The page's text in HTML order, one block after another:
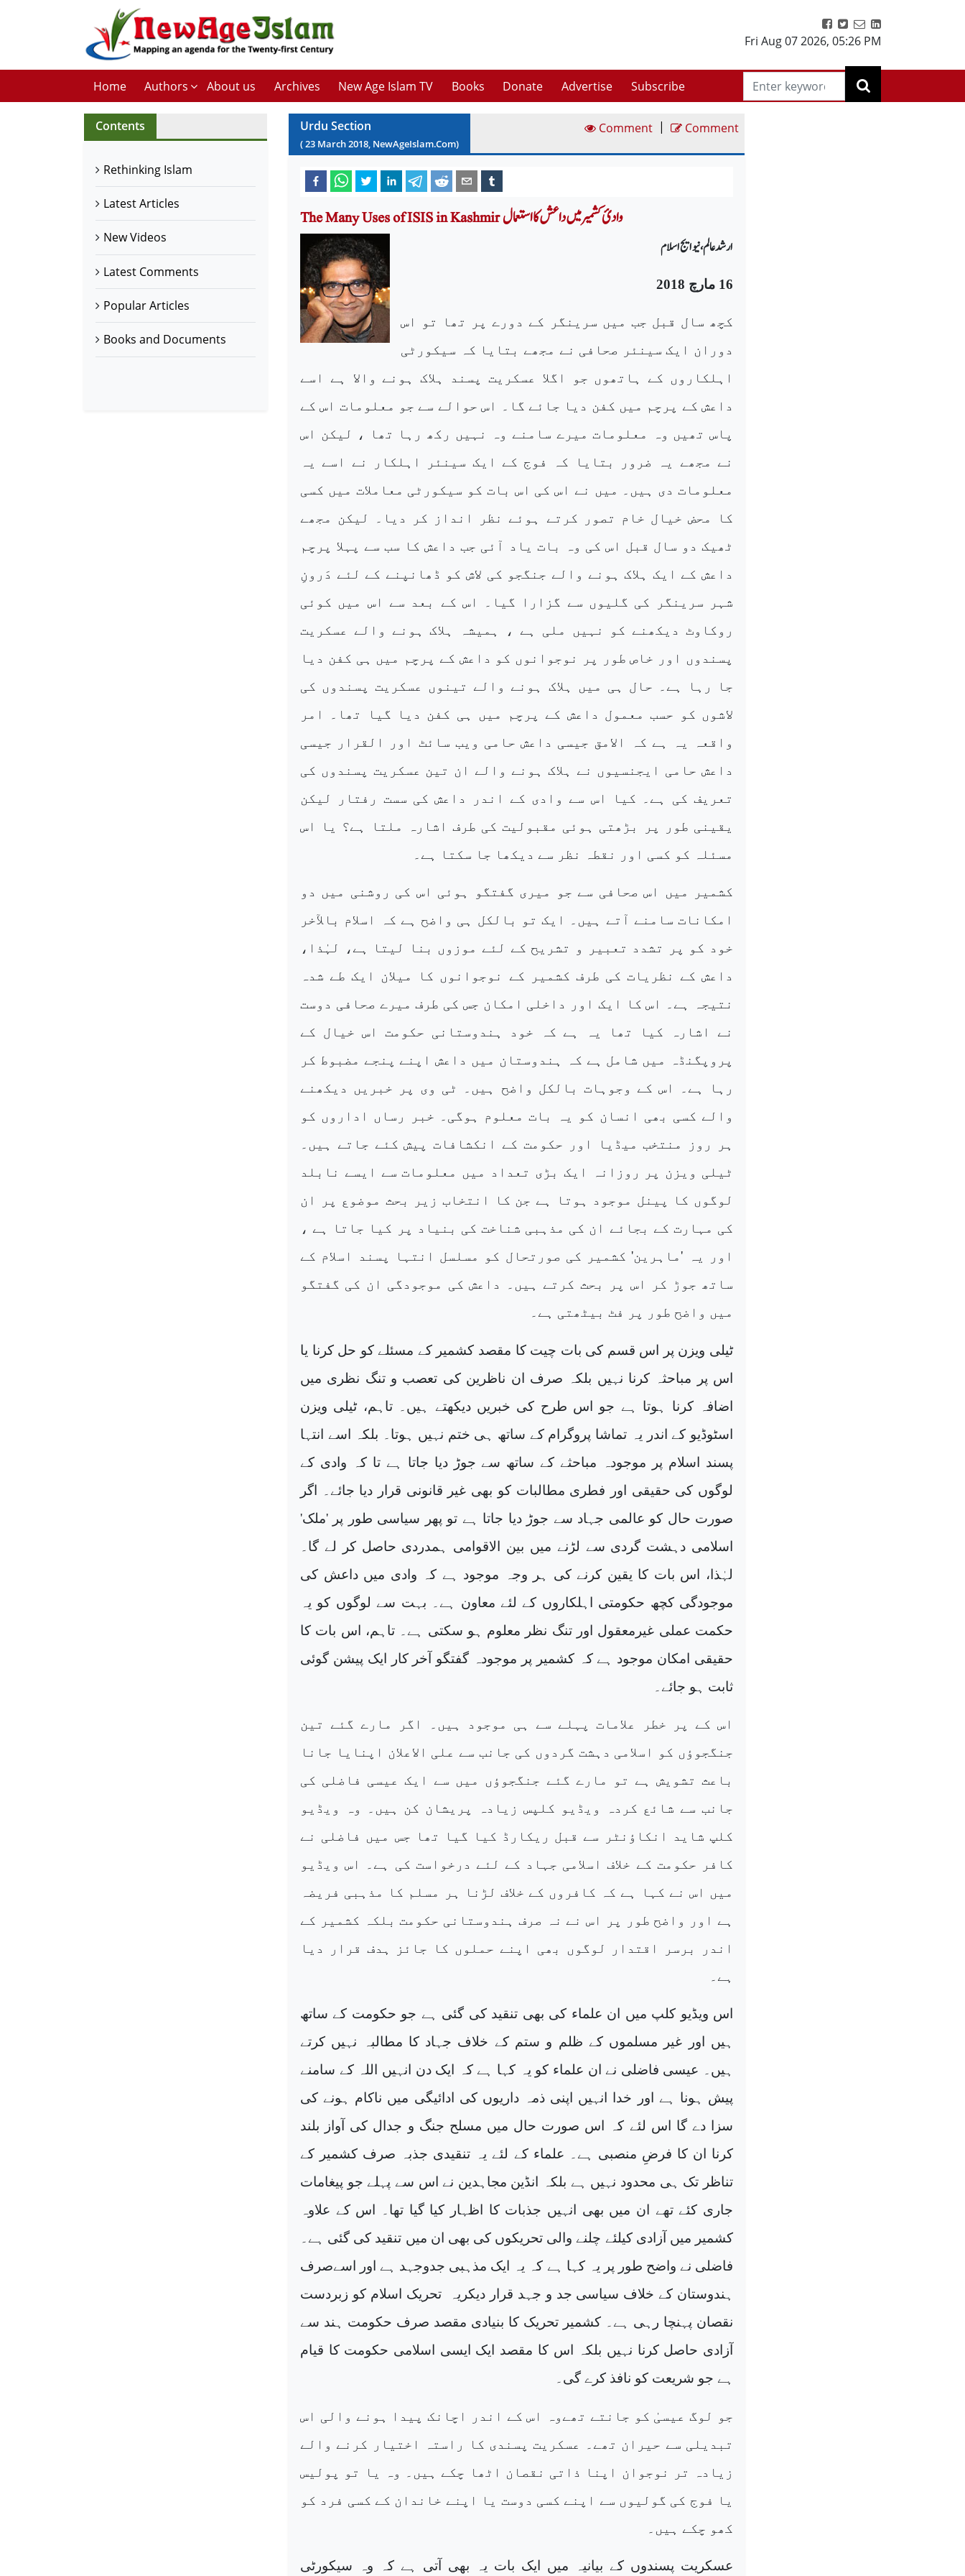
Fri Aug 07 2026, 05:26 PM
Home Authors About us Archives New Age Islam TV Books Donate Advertise Subscribe
Contents
Rethinking Islam
Latest Articles
New Videos
Latest Comments
Popular Articles
Books and Documents
Urdu Section
(23 March2018, NewAgeIslam.Com)
Comment | Comment
The Many Uses of ISIS in Kashmir وادیٔ کشمیر میں داعش کا استعمال
ارشد عالم، نیو ایج اسلام
16 مارچ 2018
کچھ سال قبل جب میں سرینگر کے دورے پر تھا تو اس
دوران ایک سینئر صحافی نے مجھے بتایا کہ سیکورٹی
اہلکاروں کے ہاتھوں جو اگلا عسکریت پسند ہلاک ہونے والا ہے اسے
داعش کے پرچم میں کفن دیا جائے گا۔ اس حوالے سے جو معلومات اس کے
پاس تھیں وہ معلومات میرے سامنے وہ نہیں رکھ رہا تھا ، لیکن اس
نے مجھے یہ ضرور بتایا کہ فوج کے ایک سینئر اہلکار نے اسے یہ
معلومات دی ہیں۔ میں نے اس کی اس بات کو سیکورٹی معاملات میں کسی
کا محض خیال خام تصور کرتے ہوئے نظر انداز کر دیا۔ لیکن مجھے
ٹھیک دو سال قبل اس کی وہ بات یاد آئی جب داعش کا سب سے پہلا پرچم
داعش کے ایک ہلاک ہونے والے جنگجو کی لاش کو ڈھانپنے کے لئے دَرونِ
شہر سرینگر کی گلیوں سے گزارا گیا۔ اس کے بعد سے اس میں کوئی
روکاوٹ دیکھنے کو نہیں ملی ہے ، ہمیشہ ہلاک ہونے والے عسکریت
پسندوں اور خاص طور پر نوجوانوں کو داعش کے پرچم میں ہی کفن دیا
جا رہا ہے۔ حال ہی میں ہلاک ہونے والے تینوں عسکریت پسندوں کی
لاشوں کو حسب معمول داعش کے پرچم میں ہی کفن دیا گیا تھا۔ امر
واقعہ یہ ہے کہ الامق جیسی داعش حامی ویب سائٹ اور القرار جیسی
داعش حامی ایجنسیوں نے ہلاک ہونے والے ان تین عسکریت پسندوں کی
تعریف کی ہے۔ کیا اس سے وادی کے اندر داعش کی سست رفتار لیکن
یقینی طور پر بڑھتی ہوئی مقبولیت کی طرف اشارہ ملتا ہے؟ یا اس
مسئلہ کو کسی اور نقطہ نظر سے دیکھا جا سکتا ہے۔
کشمیر میں اس صحافی سے جو میری گفتگو ہوئی اس کی روشنی میں دو
امکانات سامنے آتے ہیں۔ ایک تو بالکل ہی واضح ہے کہ اسلام بالآخر
خود کو پر تشدد تعبیر و تشریح کے لئے موزوں بنا لیتا ہے، لہٰذا،
داعش کے نظریات کی طرف کشمیر کے نوجوانوں کا میلان ایک طے شدہ
نتیجہ ہے۔ اس کا ایک اور داخلی امکان جس کی طرف میرے صحافی دوست
نے اشارہ کیا تھا یہ ہے کہ خود ہندوستانی حکومت اس خیال کے
پروپگنڈہ میں شامل ہے کہ ہندوستان میں داعش اپنے پنجے مضبوط کر
رہا ہے۔ اس کے وجوہات بالکل واضح ہیں۔ ٹی وی پر خبریں دیکھنے
والے کسی بھی انسان کو یہ بات معلوم ہوگی۔ خبر رساں اداروں کو
ہر روز منتخب میڈیا اور حکومت کے انکشافات پیش کئے جاتے ہیں۔
ٹیلی ویزن پر روزانہ ایک بڑی تعداد میں معلومات سے ایسے نابلد
لوگوں کا پینل موجود ہوتا ہے جن کا انتخاب زیر بحث موضوع پر ان
کی مہارت کے بجائے ان کی مذہبی شناخت کی بنیاد پر کیا جاتا ہے ،
اور یہ 'ماہرین' کشمیر کی صورتحال کو مسلسل انتہا پسند اسلام کے
ساتھ جوڑ کر اس پر بحث کرتے ہیں۔ داعش کی موجودگی ان کی گفتگو
میں واضح طور پر فٹ بیٹھتی ہے۔
ٹیلی ویزن پر اس قسم کی بات چیت کا مقصد کشمیر کے مسئلے کو حل کرنا یا
اس پر مباحثہ کرنا نہیں بلکہ صرف ان ناظرین کی تعصب و تنگ نظری میں
اضافہ کرنا ہوتا ہے جو اس طرح کی خبریں دیکھتے ہیں۔ تاہم، ٹیلی ویزن
اسٹوڈیو کے اندر یہ تماشا پروگرام کے ساتھ ہی ختم نہیں ہوتا۔ بلکہ اسے انتہا
پسند اسلام پر موجودہ مباحثے کے ساتھ سے جوڑ دیا جاتا ہے تا کہ وادی کے
لوگوں کی حقیقی اور فطری مطالبات کو بھی غیر قانونی قرار دیا جائے۔ اگر
صورت حال کو عالمی جہاد سے جوڑ دیا جاتا ہے تو پھر سیاسی طور پر 'ملک'
اسلامی دہشت گردی سے لڑنے میں بین الاقوامی ہمدردی حاصل کر لے گا۔
لہٰذا، اس بات کا یقین کرنے کی ہر وجہ موجود ہے کہ وادی میں داعش کی
موجودگی کچھ حکومتی اہلکاروں کے لئے معاون ہے۔ بہت سے لوگوں کو یہ
حکمت عملی غیرمعقول اور تنگ نظر معلوم ہو سکتی ہے۔ تاہم، اس بات کا
حقیقی امکان موجود ہے کہ کشمیر پر موجودہ گفتگو آخر کار ایک پیشن گوئی
ثابت ہو جائے۔
اس کے پر خطر علامات پہلے سے ہی موجود ہیں۔ اگر مارے گئے تین
جنگجوؤں کو اسلامی دہشت گردوں کی جانب سے علی الاعلان اپنایا جانا
باعث تشویش ہے تو مارے گئے جنگجوؤں میں سے ایک عیسی فاضلی کی
جانب سے شائع کردہ ویڈیو کلپس زیادہ پریشان کن ہیں۔ وہ ویڈیو
کلپ شاید انکاؤنٹر سے قبل ریکارڈ کیا گیا تھا جس میں فاضلی نے
کافر حکومت کے خلاف اسلامی جہاد کے لئے درخواست کی ہے۔ اس ویڈیو
میں اس نے کہا ہے کہ کافروں کے خلاف لڑنا ہر مسلم کا مذہبی فریضہ
ہے اور واضح طور پر اس نے نہ صرف ہندوستانی حکومت بلکہ کشمیر کے
اندر برسر اقتدار لوگوں بھی اپنے حملوں کا جائز ہدف قرار دیا
ہے۔
اس ویڈیو کلپ میں ان علماء کی بھی تنقید کی گئی ہے جو حکومت کے ساتھ
ہیں اور غیر مسلموں کے ظلم و ستم کے خلاف جہاد کا مطالبہ نہیں کرتے
ہیں۔ عیسی فاضلی نے ان علماء کو یہ کہا ہے کہ ایک دن انہیں اللہ کے سامنے
پیش ہونا ہے اور خدا انہیں اپنی ذمہ داریوں کی ادائیگی میں ناکام ہونے کی
سزا دے گا اس لئے کہ اس صورت حال میں مسلح جنگ و جدال کی آواز بلند
کرنا ان کا فرضِ منصبی ہے۔ علماء کے لئے یہ تنقیدی جذبہ
صرف کشمیر کے
تناظر تک ہی محدود نہیں ہے بلکہ انڈین مجاہدین نے اس سے پہلے جو پیغامات
جاری کئے تھے ان میں بھی انہیں جذبات کا اظہار کیا گیا تھا۔ اس کے علاوہ
کشمیر میں آزادی کیلئے چلنے والی تحریکوں کی بھی ان میں تنقید کی گئی ہے۔
فاضلی نے واضح طور پر یہ کہا ہے کہ یہ ایک مذہبی جدوجہد ہے اور اسےصرف
ہندوستان کے خلاف سیاسی جد و جہد قرار دیکریہ
تحریک اسلام کو زبردست
نقصان پہنچا رہی ہے۔ کشمیر تحریک کا بنیادی مقصد صرف حکومت ہند سے
آزادی حاصل کرنا نہیں بلکہ اس کا مقصد ایک ایسی اسلامی حکومت کا قیام
ہے جو شریعت کو نافذ کرے گی۔
جو لوگ عیسیٰ کو جانتے تھےوہ اس کے اندر اچانک پیدا ہونے والی اس
تبدیلی سے حیران تھے۔ عسکریت پسندی کا راستہ اختیار کرنے والے
زیادہ تر نوجوان اپنا ذاتی نقصان اٹھا چکے ہیں۔ وہ یا تو پولیس
یا فوج کی گولیوں سے اپنے کسی دوست یا اپنے خاندان کے کسی فرد کو
کھو چکے ہیں۔
عسکریت پسندوں کے بیانیہ میں ایک بات یہ بھی آتی ہے کہ وہ سیکورٹی